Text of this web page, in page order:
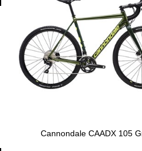
Cannondale CAADX 105